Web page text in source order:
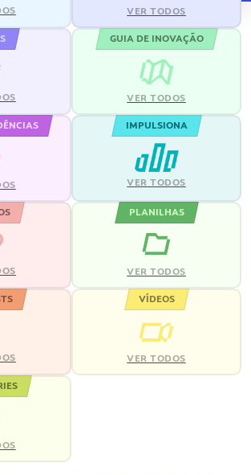
VER TODOS
GUIA DE INOVAÇÃO
VER TODOS
IMPULSIONA
VER TODOS
PLANILHAS
VER TODOS
VÍDEOS
VER TODOS